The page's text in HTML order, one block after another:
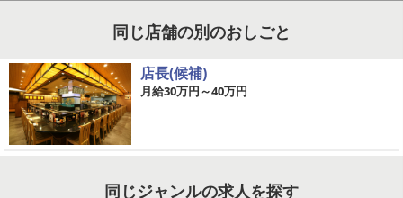
同じ店舗の別のおしごと
店長(候補)
月給30万円～40万円
同じジャンルの求人を探す